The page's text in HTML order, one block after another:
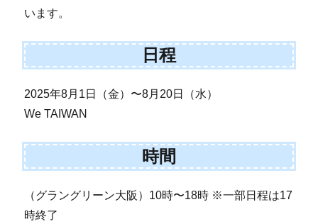
います。
日程
2025年8月1日（金）〜8月20日（水）
We TAIWAN
時間
（グラングリーン大阪）10時〜18時 ※一部日程は17
時終了